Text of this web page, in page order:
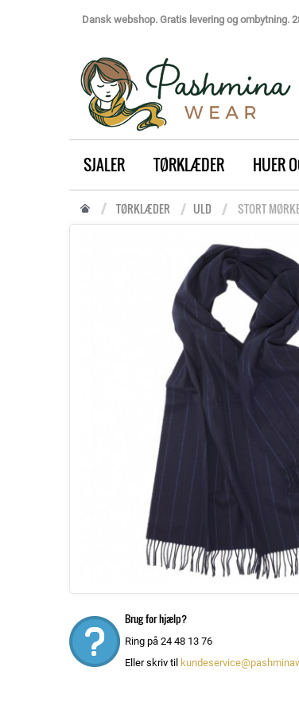
Dansk webshop. Gratis levering og ombytning.
SJALER TØRKLÆDER HUER
TØRKLÆDER ULD STORT
Brug for hjælp?
Ring på 24 48 13 76
Eller skriv til